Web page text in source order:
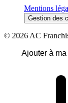
Mentions
Gestion des
© 2026 AC
Ajouter à